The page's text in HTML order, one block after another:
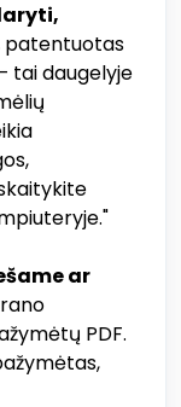
patentuotas
tai daugelyje
ar
PDF.